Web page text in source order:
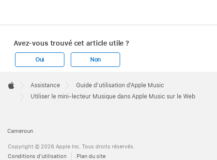
Avez-vous trouvé cet article utile ?
Oui Non
Footer

Apple
Assistance
Guide d’utilisation d’Apple Music
Utiliser le mini-lecteur Musique dans Apple Music sur le Web
Cameroun
Copyright © 2026 Apple Inc. Tous droits réservés.
Conditions d’utilisation
Plan du site